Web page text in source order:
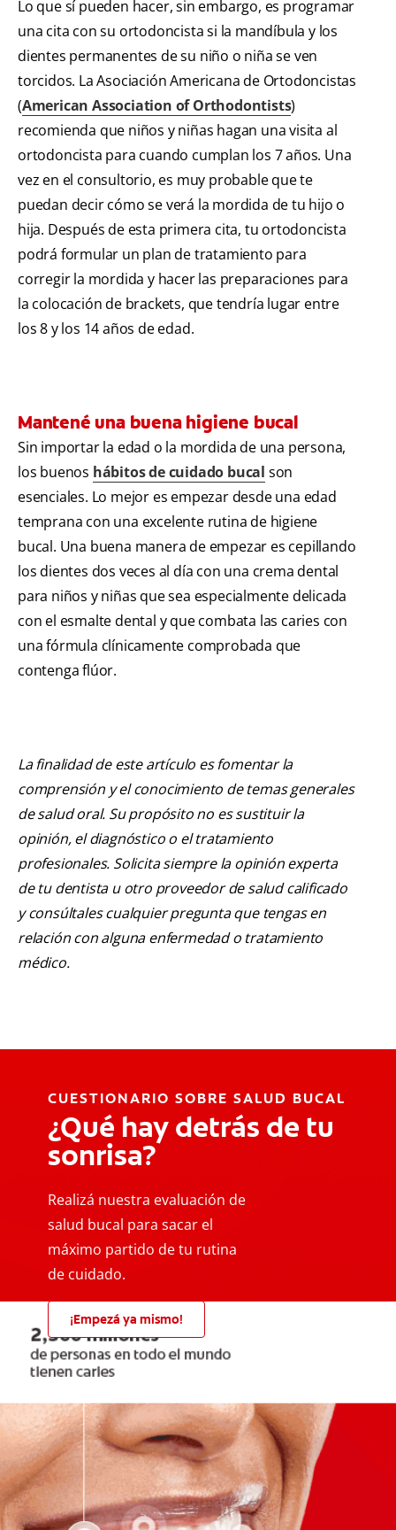
Lo que sí pueden hacer, sin embargo, es programar
una cita con su ortodoncista si la mandíbula y los
dientes permanentes de su niño o niña se ven
torcidos. La Asociación Americana de Ortodoncistas
(American Association of Orthodontists)
recomienda que niños y niñas hagan una visita al
ortodoncista para cuando cumplan los 7 años. Una
vez en el consultorio, es muy probable que te
puedan decir cómo se verá la mordida de tu hijo o
hija. Después de esta primera cita, tu ortodoncista
podrá formular un plan de tratamiento para
corregir la mordida y hacer las preparaciones para
la colocación de brackets, que tendría lugar entre
los 8 y los 14 años de edad.
Mantené una buena higiene bucal
Sin importar la edad o la mordida de una persona,
los buenos hábitos de cuidado bucal son
esenciales. Lo mejor es empezar desde una edad
temprana con una excelente rutina de higiene
bucal. Una buena manera de empezar es cepillando
los dientes dos veces al día con una crema dental
para niños y niñas que sea especialmente delicada
con el esmalte dental y que combata las caries con
una fórmula clínicamente comprobada que
contenga flúor.
La finalidad de este artículo es fomentar la
comprensión y el conocimiento de temas generales
de salud oral. Su propósito no es sustituir la
opinión, el diagnóstico o el tratamiento
profesionales. Solicita siempre la opinión experta
de tu dentista u otro proveedor de salud calificado
y consúltales cualquier pregunta que tengas en
relación con alguna enfermedad o tratamiento
médico.
CUESTIONARIO SOBRE SALUD BUCAL
¿Qué hay detrás de tu
sonrisa?
Realizá nuestra evaluación de
salud bucal para sacar el
máximo partido de tu rutina
de cuidado.
¡Empezá ya mismo!